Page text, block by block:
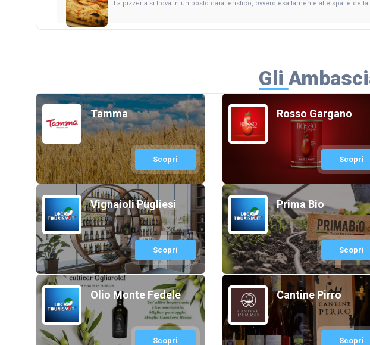
La pizzeria si trova in un posto caratteristico, ovvero esattamente alle spalle della
Gli
Tamma
Scopri
Rosso Gargano
Scopri
Vignaioli Pugliesi
Scopri
Prima Bio
Scopri
Olio Monte Fedele
Scopri
Cantine Pirro
Scopri